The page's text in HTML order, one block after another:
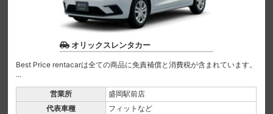
オリックスレンタカー
Best Price rentacarは全ての商品に免責補償と消費税が含まれています。
...
営業所
盛岡駅前店
代表車種
フィットなど